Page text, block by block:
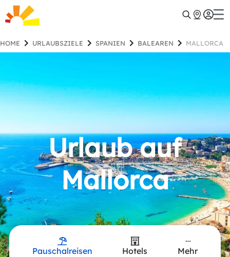
HOME URLAUBSZIELE SPANIEN BALEAREN MALLORCA
Urlaub auf
Mallorca
Pauschalreisen Hotels Mehr